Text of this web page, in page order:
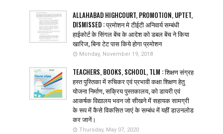
ALLAHABAD HIGHCOURT, PROMOTION, UPTET,
DISMISSED : प्रमोशन मे टीईटी अनिवार्य सम्बंधी
हाईकोर्ट के सिंगल बेंच के आदेश को डबल बेंच ने किया
खारिज, बिना टेट पास किये होगा प्रमोशन
Monday, November 19, 2018
TEACHERS, BOOKS, SCHOOL, TLM : शिक्षण संग्रह
हस्त पुस्तिका में रुचिकर एवं प्रभावी कक्षा शिक्षण हेतु
योजना निर्माण, सक्रिय पुस्तकालय, को डायरी एवं
आकर्षक विद्यालय भवन जो सीखने में सहायक सामग्री
के रूप में कैसे विकसित जाएं के सम्बंध में यहीं डाउनलोड
कर जानें।
Thursday, May 07, 2020